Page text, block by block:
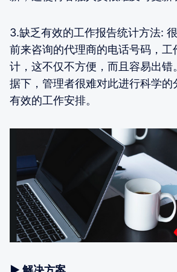
3.缺乏有效的工作报告统计方法:
前来咨询的代理商的电话号码，工
计，这不仅不方便，而且容易出错
据下，管理者很难对此进行科学的
有效的工作安排。